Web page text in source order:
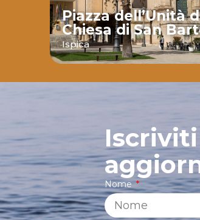
Piazza dell’Unità
Chiesa di San
Ispica
Nome